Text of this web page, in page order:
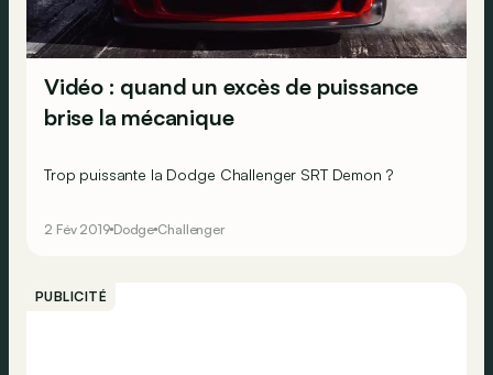
Vidéo : quand un excès de puissance
brise la mécanique
Trop puissante la Dodge Challenger SRT Demon ?
2 Fév 2019 Dodge Challenger
PUBLICITÉ